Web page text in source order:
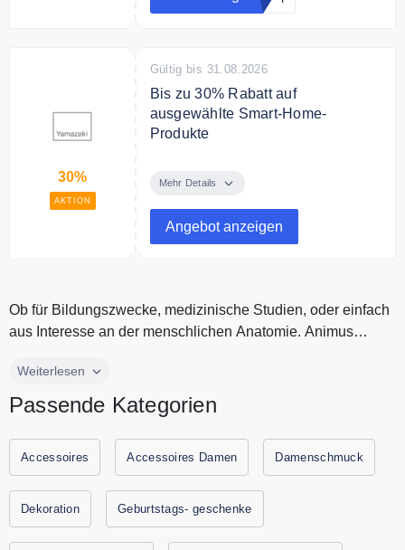
30%
AKTION
Gültig bis 31.08.2026
Bis zu 30% Rabatt auf
ausgewählte Smart-Home-
Produkte
von Sonderrabatten auf
Produkte – solange der Vorrat
reicht. Bis zu 30 % Rabatt.
Mehr Details
Angebot anzeigen
Ob für Bildungszwecke, medizinische Studien, oder einfach
aus Interesse an der menschlichen Anatomie. Animus
Ob für Bildungszwecke, medizinische Studien, oder einfach
Medicus bietet eine große Sammlung von anatomischen
anatomischen Bilder zum besten Preis. Bei Animus Medicus
finden Sie auch einzigartige Accessoires und Schmuck, das
ideale Geschenk für jeden Anlass. Sparen Sie jetzt durch
Gutscheine.codes mit den aktuellen Gutscheinen und
Rabattaktionen von Animus Medicus.
Weiterlesen
Passende Kategorien
Accessoires Accessoires Damen Damenschmuck
Dekoration Geburtstags- geschenke